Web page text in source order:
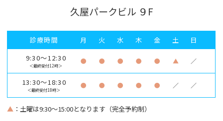
久屋パークビル ９F
診療時間 月 火 水 木 金 土
日
9:30～12:30
＜最終受付12時＞
● ● ● ● ● ▲ ／
13:30～18:30
＜最終受付18時＞
● ● ● ● ● ／ ／
▲ ：土曜は9:30～15:00となります（完全予約制）